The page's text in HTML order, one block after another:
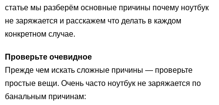
статье мы разберём основные причины почему ноутбук
не заряжается и расскажем что делать в каждом
конкретном случае.
Проверьте очевидное
Прежде чем искать сложные причины — проверьте
простые вещи. Очень часто ноутбук не заряжается по
банальным причинам: